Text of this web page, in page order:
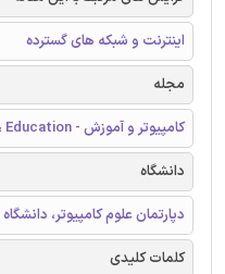
اینترنت و شبکه های گسترده
مجله
کامپیوتر و آموزش - Computers & Education
دانشگاه
دپارتمان علوم کامپیوتر، دانشگاه
کلمات کلیدی